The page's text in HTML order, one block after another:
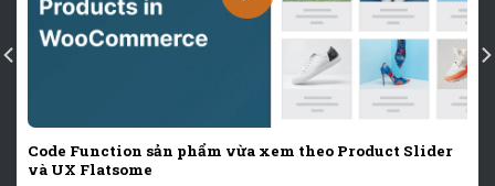
Code Function sản phẩm vừa xem theo Product Slider
và UX Flatsome